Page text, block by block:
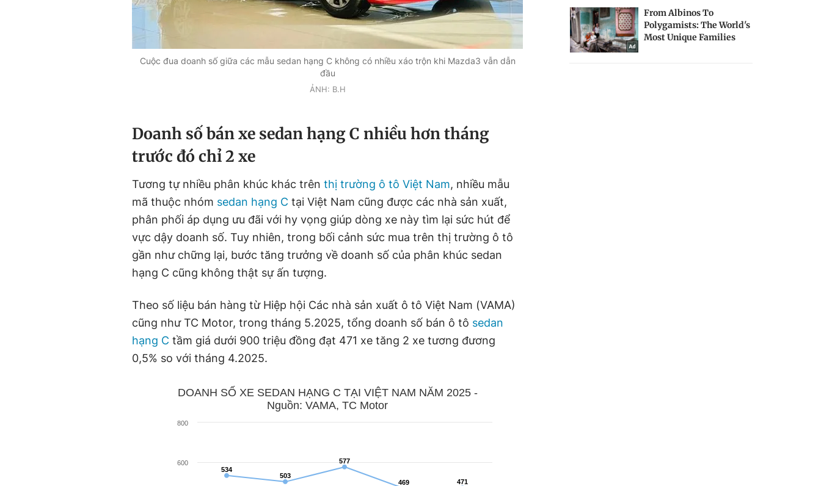
Cuộc đua doanh số giữa các mẫu sedan hạng C không có nhiều xáo trộn khi Mazda3 vẫn dẫn
đầu
ẢNH: B.H
Doanh số bán xe sedan hạng C nhiều hơn tháng
trước đó chỉ 2 xe
Tương tự nhiều phân khúc khác trên thị trường ô tô Việt Nam, nhiều mẫu
mã thuộc nhóm sedan hạng C tại Việt Nam cũng được các nhà sản xuất,
phân phối áp dụng ưu đãi với hy vọng giúp dòng xe này tìm lại sức hút để
vực dậy doanh số. Tuy nhiên, trong bối cảnh sức mua trên thị trường ô tô
gần như chững lại, bước tăng trưởng về doanh số của phân khúc sedan
hạng C cũng không thật sự ấn tượng.
Theo số liệu bán hàng từ Hiệp hội Các nhà sản xuất ô tô Việt Nam (VAMA)
cũng như TC Motor, trong tháng 5.2025, tổng doanh số bán ô tô sedan
hạng C tầm giá dưới 900 triệu đồng đạt 471 xe tăng 2 xe tương đương
0,5% so với tháng 4.2025.
DOANH SỐ XE SEDAN HẠNG C TẠI VIỆT NAM NĂM 2025 -
Nguồn: VAMA, TC Motor
534
534
503
503
577
577
469
469 471
471
600
800